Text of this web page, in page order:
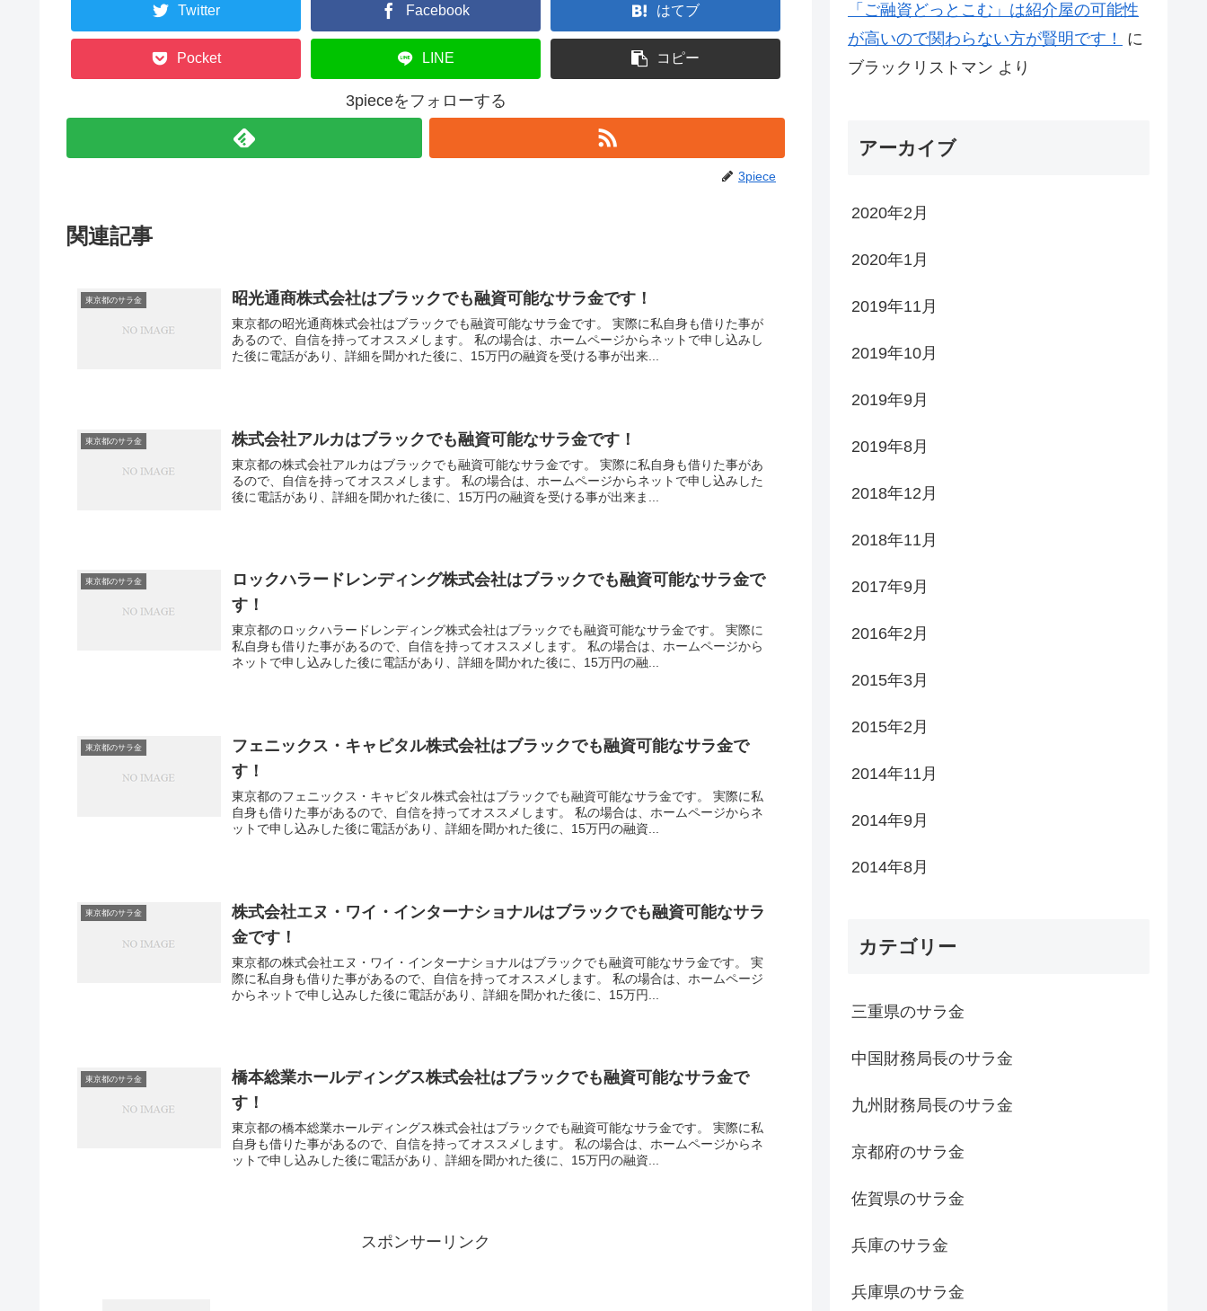
Twitter Facebook はてブ
Pocket LINE コピー
3pieceをフォローする
3piece
関連記事
東京都のサラ金 昭光通商株式会社はブラックでも融資可能なサラ金です！
東京都の昭光通商株式会社はブラックでも融資可能なサラ金です。 実際に私自身も借りた事が
あるので、自信を持ってオススメします。 私の場合は、ホームページからネットで申し込みし
た後に電話があり、詳細を聞かれた後に、15万円の融資を受ける事が出来...
東京都のサラ金 株式会社アルカはブラックでも融資可能なサラ金です！
東京都の株式会社アルカはブラックでも融資可能なサラ金です。 実際に私自身も借りた事があ
るので、自信を持ってオススメします。 私の場合は、ホームページからネットで申し込みした
後に電話があり、詳細を聞かれた後に、15万円の融資を受ける事が出来ま...
東京都のサラ金
ロックハラードレンディング株式会社はブラックでも融資可能なサラ金で
す！
東京都のロックハラードレンディング株式会社はブラックでも融資可能なサラ金です。 実際に
私自身も借りた事があるので、自信を持ってオススメします。 私の場合は、ホームページから
ネットで申し込みした後に電話があり、詳細を聞かれた後に、15万円の融...
東京都のサラ金
フェニックス・キャピタル株式会社はブラックでも融資可能なサラ金で
す！
東京都のフェニックス・キャピタル株式会社はブラックでも融資可能なサラ金です。 実際に私
自身も借りた事があるので、自信を持ってオススメします。 私の場合は、ホームページからネ
ットで申し込みした後に電話があり、詳細を聞かれた後に、15万円の融資...
東京都のサラ金
株式会社エヌ・ワイ・インターナショナルはブラックでも融資可能なサラ
金です！
東京都の株式会社エヌ・ワイ・インターナショナルはブラックでも融資可能なサラ金です。 実
際に私自身も借りた事があるので、自信を持ってオススメします。 私の場合は、ホームページ
からネットで申し込みした後に電話があり、詳細を聞かれた後に、15万円...
東京都のサラ金
橋本総業ホールディングス株式会社はブラックでも融資可能なサラ金で
す！
東京都の橋本総業ホールディングス株式会社はブラックでも融資可能なサラ金です。 実際に私
自身も借りた事があるので、自信を持ってオススメします。 私の場合は、ホームページからネ
ットで申し込みした後に電話があり、詳細を聞かれた後に、15万円の融資...
スポンサーリンク
「ご融資どっとこむ」は紹介屋の可能性
が高いので関わらない方が賢明です！
に
ブラックリストマン より
アーカイブ
2020年2月
2020年1月
2019年11月
2019年10月
2019年9月
2019年8月
2018年12月
2018年11月
2017年9月
2016年2月
2015年3月
2015年2月
2014年11月
2014年9月
2014年8月
カテゴリー
三重県のサラ金
中国財務局長のサラ金
九州財務局長のサラ金
京都府のサラ金
佐賀県のサラ金
兵庫のサラ金
兵庫県のサラ金